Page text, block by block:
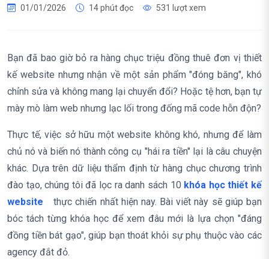
01/01/2026 14 phút đọc 531 lượt xem
Bạn đã bao giờ bỏ ra hàng chục triệu đồng thuê đơn vị thiết
kế website nhưng nhận về một sản phẩm "đóng băng", khó
chỉnh sửa và không mang lại chuyển đổi? Hoặc tệ hơn, bạn tự
mày mò làm web nhưng lạc lối trong đống mã code hỗn độn?
Thực tế, việc sở hữu một website không khó, nhưng để làm
chủ nó và biến nó thành công cụ "hái ra tiền" lại là câu chuyện
khác. Dựa trên dữ liệu thẩm định từ hàng chục chương trình
đào tạo, chúng tôi đã lọc ra danh sách 10 khóa học thiết kế
website
thực chiến nhất hiện nay. Bài viết này sẽ giúp bạn
bóc tách từng khóa học để xem đâu mới là lựa chọn "đáng
đồng tiền bát gạo", giúp bạn thoát khỏi sự phụ thuộc vào các
agency đắt đỏ.